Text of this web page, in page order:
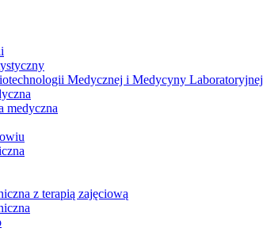
Medycznej i Medycyny Laboratoryjnej
medyczna
z terapią zajęciową